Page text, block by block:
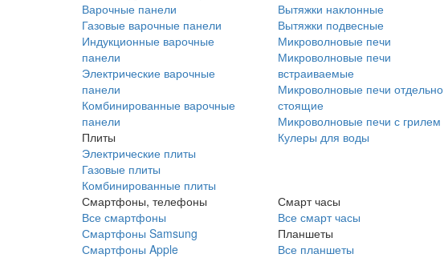
Варочные панели
Газовые варочные панели
Индукционные варочные
панели
Электрические варочные
панели
Комбинированные варочные
панели
Плиты
Электрические плиты
Газовые плиты
Комбинированные плиты
Вытяжки наклонные
Вытяжки подвесные
Микроволновые печи
Микроволновые печи
встраиваемые
Микроволновые печи отдельно
стоящие
Микроволновые печи с грилем
Кулеры для воды
Смартфоны, телефоны
Все смартфоны
Смартфоны Samsung
Смартфоны Apple
Смарт часы
Все смарт часы
Планшеты
Все планшеты